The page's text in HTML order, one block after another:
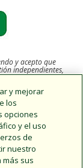
y acepto que
independientes,
del contratista.
ni (2)
que
convenga. Rain
de Rain
Select
a otros
Bird a mantener
para
de Rain Bird se
y mejorar
los
opciones
y el uso
de
nuestro
más sus